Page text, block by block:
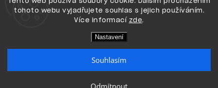
tohoto webu vyjadřujete souhlas s jejich používáním.
Více informací zde.
Nastavení
Odmítnout
Souhlasím
podmínkami ochrany osobních údajů
Vytvořil Shoptet
Copyright 2026OPI shop. Všechna práva vyhrazena.